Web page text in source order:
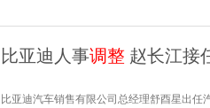
比亚迪人事调整 赵长江接
比亚迪汽车销售有限公司总经理舒酉星出